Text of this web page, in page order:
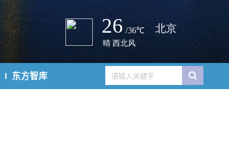
东方智库